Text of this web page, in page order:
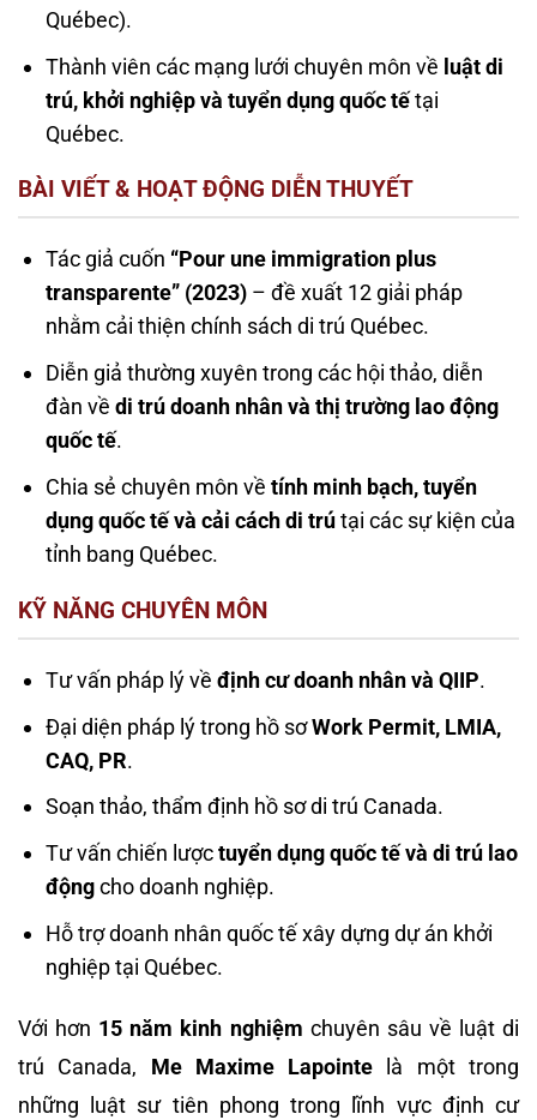
Québec).
Thành viên các mạng lưới chuyên môn về luật di
trú, khởi nghiệp và tuyển dụng quốc tếtại
Québec.
BÀI VIẾT & HOẠT ĐỘNG DIỄN THUYẾT
Tác giả cuốn “Pour une immigration plus
transparente” (2023) – đề xuất 12 giải pháp
nhằm cải thiện chính sách di trú Québec.
Diễn giả thường xuyên trong các hội thảo, diễn
đàn vềdi trú doanh nhân và thị trường lao động
quốc tế.
Chia sẻ chuyên môn vềtính minh bạch, tuyển
dụng quốc tế và cải cách di trútại các sự kiện của
tỉnh bang Québec.
KỸ NĂNG CHUYÊN MÔN
Tư vấn pháp lý vềđịnh cư doanh nhân và QIIP.
Đại diện pháp lý trong hồ sơWork Permit, LMIA,
CAQ, PR.
Soạn thảo, thẩm định hồ sơ di trú Canada.
Tư vấn chiến lượctuyển dụng quốc tế và di trú lao
độngcho doanh nghiệp.
Hỗ trợ doanh nhân quốc tế xây dựng dự án khởi
nghiệp tại Québec.
Với hơn 15 năm kinh nghiệm chuyên sâu về luật di
trú Canada, Me Maxime Lapointe là một trong
những luật sư tiên phong trong lĩnh vực định cư